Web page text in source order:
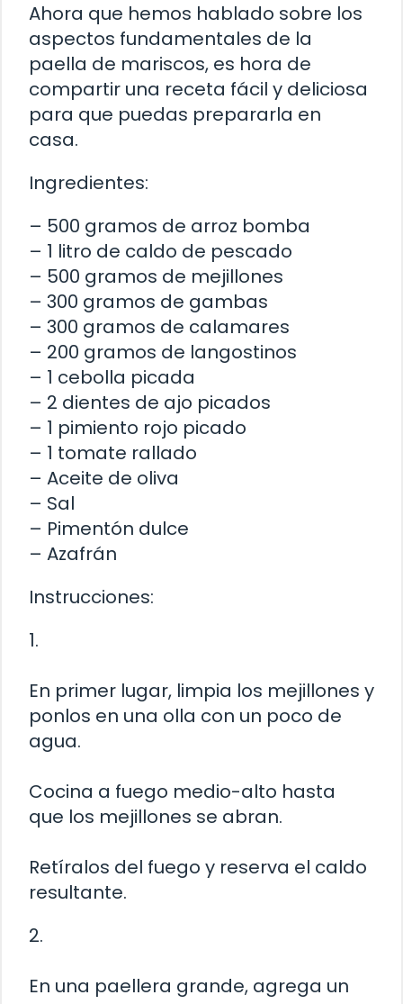
Ahora que hemos hablado sobre los
aspectos fundamentales de la
paella de mariscos, es hora de
compartir una receta fácil y deliciosa
para que puedas prepararla en
casa.
Ingredientes:
– 500 gramos de arroz bomba
– 1 litro de caldo de pescado
– 500 gramos de mejillones
– 300 gramos de gambas
– 300 gramos de calamares
– 200 gramos de langostinos
– 1 cebolla picada
– 2 dientes de ajo picados
– 1 pimiento rojo picado
– 1 tomate rallado
– Aceite de oliva
– Sal
– Pimentón dulce
– Azafrán
Instrucciones:
1.
En primer lugar, limpia los mejillones y
ponlos en una olla con un poco de
agua.
Cocina a fuego medio-alto hasta
que los mejillones se abran.
Retíralos del fuego y reserva el caldo
resultante.
2.
En una paellera grande, agrega un